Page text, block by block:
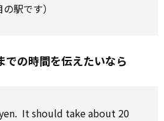
駅です）
での時間を伝えたいなら
It should takeabout 20